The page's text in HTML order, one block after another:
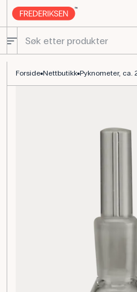
Forside Nettbutikk Pyknometer, ca.